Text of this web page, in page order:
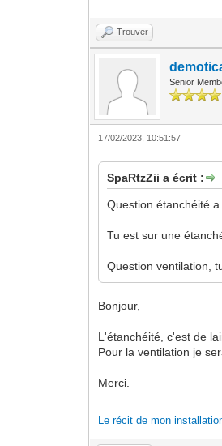
Trouver
Senior
17/02/2023, 10:51:57
SpaRtzZii a écrit :
Question étanchéité
Tu est sur une
Question ventilation,
Bonjour,
L'étanchéité, c'est de
Pour la ventilation je
Merci.
Le récit de mon